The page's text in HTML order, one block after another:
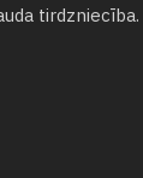
tirdzniecība.